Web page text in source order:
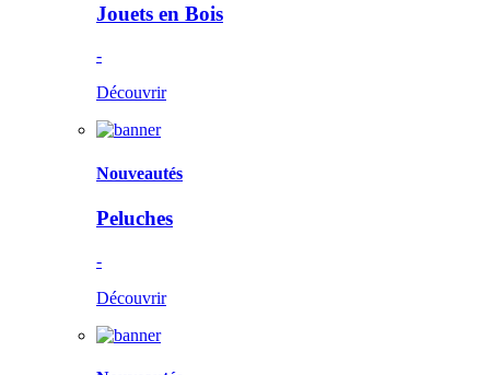
Jouets en Bois
-
Découvrir
Nouveautés
Peluches
-
Découvrir